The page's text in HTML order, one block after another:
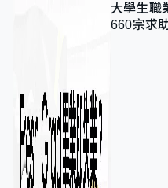
大學生職
660宗求